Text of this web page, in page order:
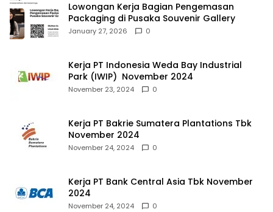
Lowongan Kerja Bagian Pengemasan
Packaging di Pusaka Souvenir Gallery
January 27, 2026 0
Kerja PT Indonesia Weda Bay Industrial
Park (IWIP) November 2024
November 23, 2024 0
Kerja PT Bakrie Sumatera Plantations Tbk
November 2024
November 24, 2024 0
Kerja PT Bank Central Asia Tbk November
2024
November 24, 2024 0